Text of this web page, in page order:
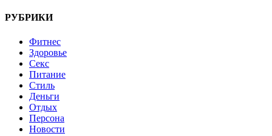
РУБРИКИ
Фитнес
Здоровье
Секс
Питание
Стиль
Деньги
Отдых
Персона
Новости